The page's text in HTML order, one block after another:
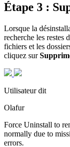
Étape 3 :
Lorsque la
recherche les restes
fichiers et les
cliquez sur
Utilisateur dit
Olafur
Force Uninstall to
normally due to
errors.